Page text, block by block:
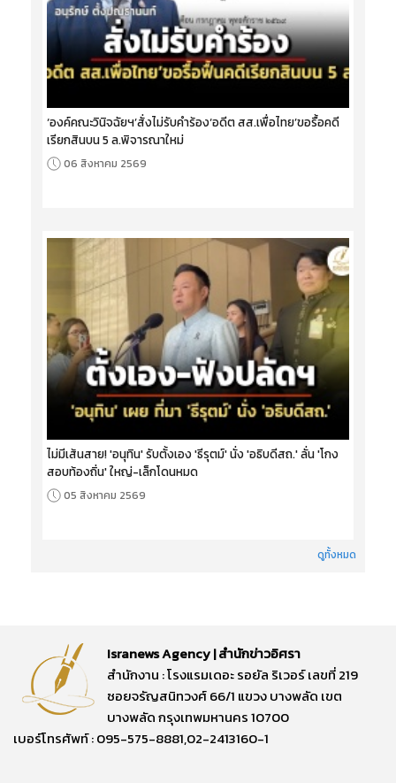
‘องค์คณะวินิจฉัยฯ’สั่งไม่รับคำร้อง‘อดีต สส.เพื่อไทย’ขอรื้อคดี
เรียกสินบน 5 ล.พิจารณาใหม่
06 สิงหาคม 2569
ไม่มีเส้นสาย! 'อนุทิน' รับตั้งเอง 'ธีรุตม์' นั่ง 'อธิบดีสถ.' ลั่น 'โกง
สอบท้องถิ่น' ใหญ่-เล็กโดนหมด
05 สิงหาคม 2569
ดูทั้งหมด
Isranews Agency | สำนักข่าวอิศรา
สำนักงาน : โรงแรมเดอะ รอยัล ริเวอร์ เลขที่ 219
ซอยจรัญสนิทวงศ์ 66/1 แขวง บางพลัด เขต
บางพลัด กรุงเทพมหานคร 10700
เบอร์โทรศัพท์ : 095-575-8881,02-2413160-1